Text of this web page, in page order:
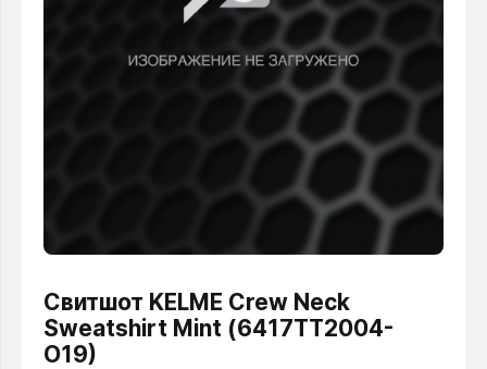
Свитшот KELME Crew Neck
Sweatshirt Mint (6417TT2004-
O19)